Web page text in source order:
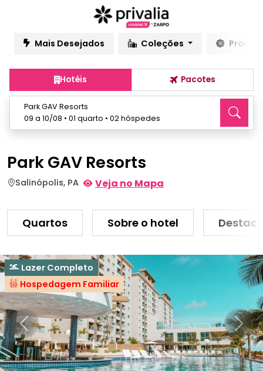
Mais Desejados Coleções
Hotéis Pacotes
Park GAV Resorts
09 a 10/08 • 01 quarto • 02 hóspedes
Park GAV Resorts
Salinópolis, PA Veja no Mapa
Quartos Sobre o hotel
Anterior
Lazer Completo
Hospedagem Familiar